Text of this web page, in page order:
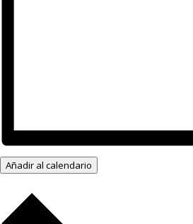
Añadir al calendario